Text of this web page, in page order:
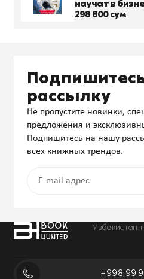
научат в
298 800 сум
Узбекистан,
+998 99
рассылку
Не пропустите новинки,
предложения и
Подпишитесь на нашу
всех книжных трендов.